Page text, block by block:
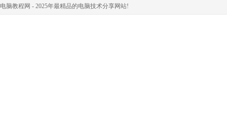
电脑教程网 - 2025年最精品的电脑技术分享网站!